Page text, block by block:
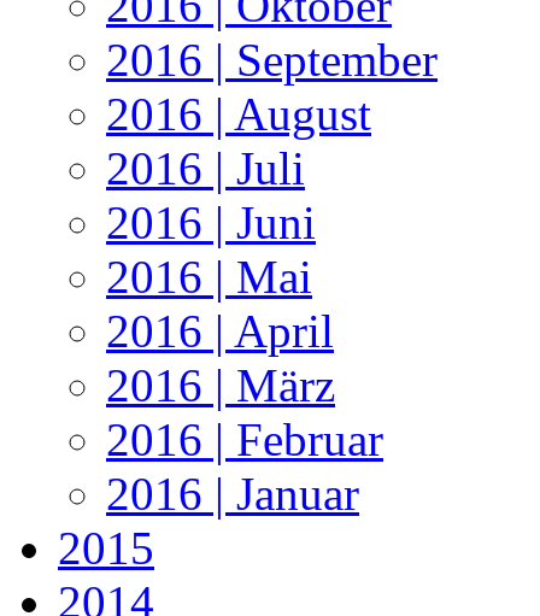
2016 | September
2016 | August
2016 | Juli
2016 | Juni
2016 | Mai
2016 | April
2016 | März
2016 | Februar
2016 | Januar
2015
2014